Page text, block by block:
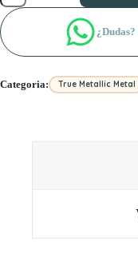
Magenta
Carmesí
cantidad
Categoria: True Metallic Metal